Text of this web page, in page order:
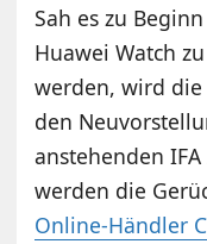
Sah es zu
Huawei Watch
werden, wird
den
anstehenden
werden die
Online-Händler